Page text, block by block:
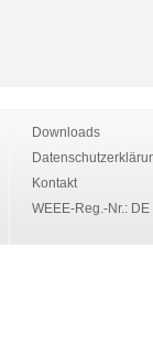
Downloads
Kontakt
WEEE-Reg.-Nr.: